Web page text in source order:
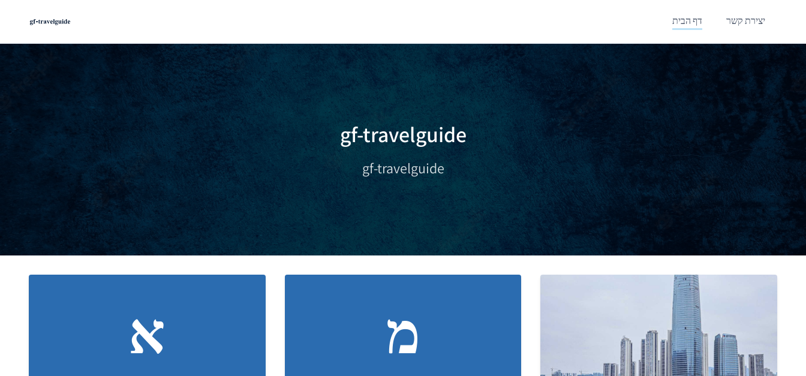
דף הבית יצירת קשר
gf-travelguide
gf-travelguide
א מ